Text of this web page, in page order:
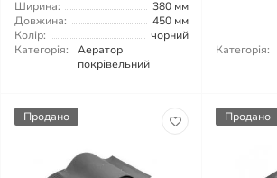
Ширина:
380 мм
Довжина:
450 мм
Колір:
чорний
Категорія:
Аератор
покрівельний
Категорія:
Продано Продано